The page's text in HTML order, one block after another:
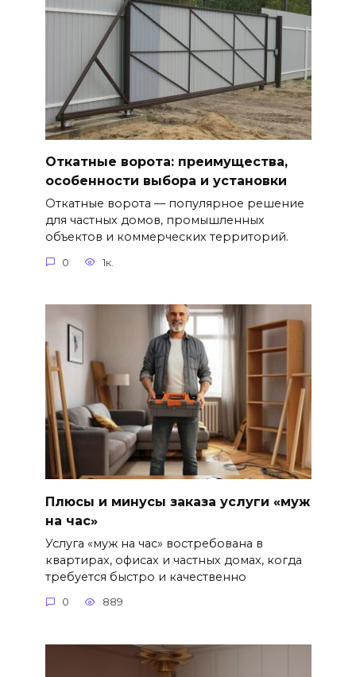
Откатные ворота: преимущества,
особенности выбора и установки
Откатные ворота — популярное решение
для частных домов, промышленных
объектов и коммерческих территорий.
0 1к.
Плюсы и минусы заказа услуги «муж
на час»
Услуга «муж на час» востребована в
квартирах, офисах и частных домах, когда
требуется быстро и качественно
0 889